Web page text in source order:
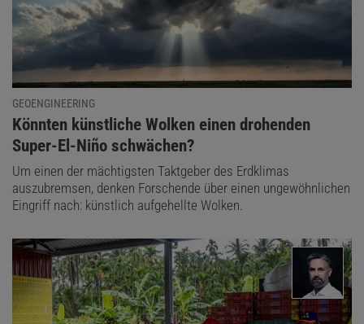
GEOENGINEERING
:
Könnten künstliche Wolken einen drohenden
Super-El-Niño schwächen?
Um einen der mächtigsten Taktgeber des Erdklimas
auszubremsen, denken Forschende über einen ungewöhnlichen
Eingriff nach: künstlich aufgehellte Wolken.